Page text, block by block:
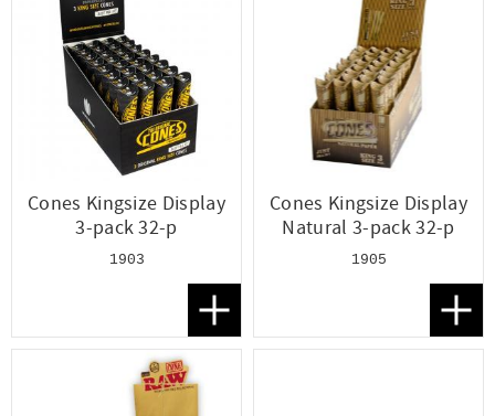
Cones Kingsize Display
3-pack 32-p
1903
Lägg till i favoriter
Cones Kingsize Display
Natural 3-pack 32-p
1905